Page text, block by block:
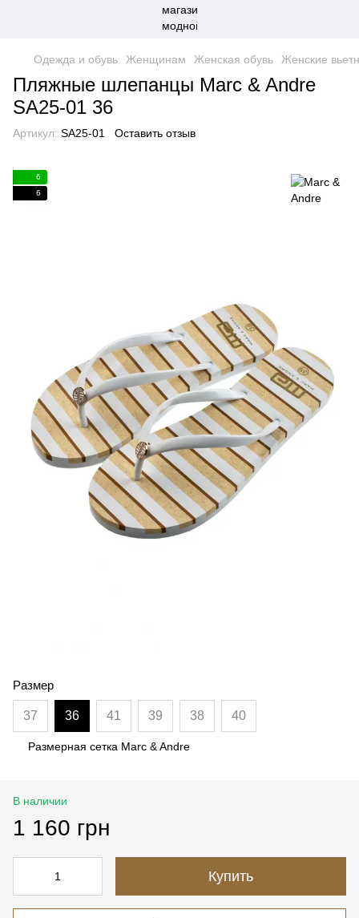
Одежда и обувь Женщинам Женская обувь Женские
Пляжные шлепанцы Marc & Andre
SA25-01 36
Артикул: SA25-01 Оставить отзыв
6
6
Размер
37 36 41 39 38 40
Размерная сетка Marc & Andre
В наличии
1 160 грн
Купить